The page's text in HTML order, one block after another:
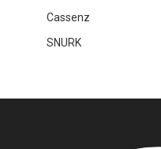
Cassenz
SNURK